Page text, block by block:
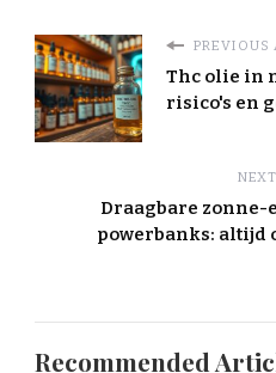
PREVIOUS
Thc olie in
risico's en
Draagbare zonne-
powerbanks: altijd
Recommended